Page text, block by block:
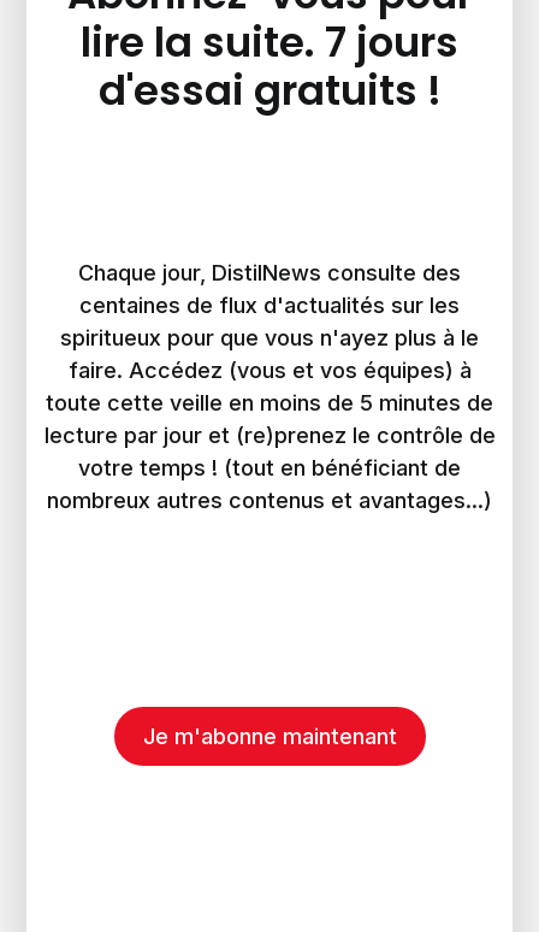
lire la suite. 7 jours
d'essai gratuits !
Chaque jour, DistilNews consulte des
centaines de flux d'actualités sur les
spiritueux pour que vous n'ayez plus à le
faire. Accédez (vous et vos équipes) à
toute cette veille en moins de 5 minutes de
lecture par jour et (re)prenez le contrôle de
votre temps ! (tout en bénéficiant de
nombreux autres contenus et avantages...)
Je m'abonne maintenant